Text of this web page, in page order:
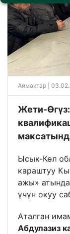
Аймактар |
Жети-
Ысык-Көл
караштуу
ажы»
үчүн окуу
Аталган
Абдулазиз